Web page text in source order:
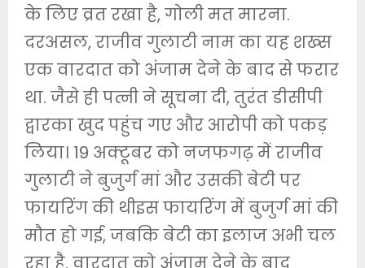
के लिए व्रत रखा है, गोली मत मारना.
दरअसल, राजीव गुलाटी नाम का यह शख्स
एक वारदात को अंजाम देने के बाद से फरार
था. जैसे ही पत्नी ने सूचना दी, तुरंत डीसीपी
द्वारका खुद पहुंच गए और आरोपी को पकड़
लिया। 19 अक्टूबर को नजफगढ़ में राजीव
गुलाटी ने बुजुर्ग मां और उसकी बेटी पर
फायरिंग की थीइस फायरिंग में बुजुर्ग मां की
मौत हो गई, जबकि बेटी का इलाज अभी चल